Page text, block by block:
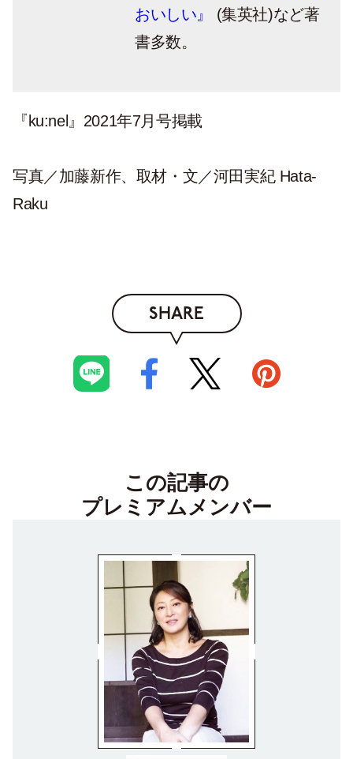
おいしい』
(集英社)など著
書多数。
『ku:nel』2021年7月号掲載
写真／加藤新作、取材・文／河田実紀 Hata-
Raku
SHARE
この記事の
プレミアムメンバー